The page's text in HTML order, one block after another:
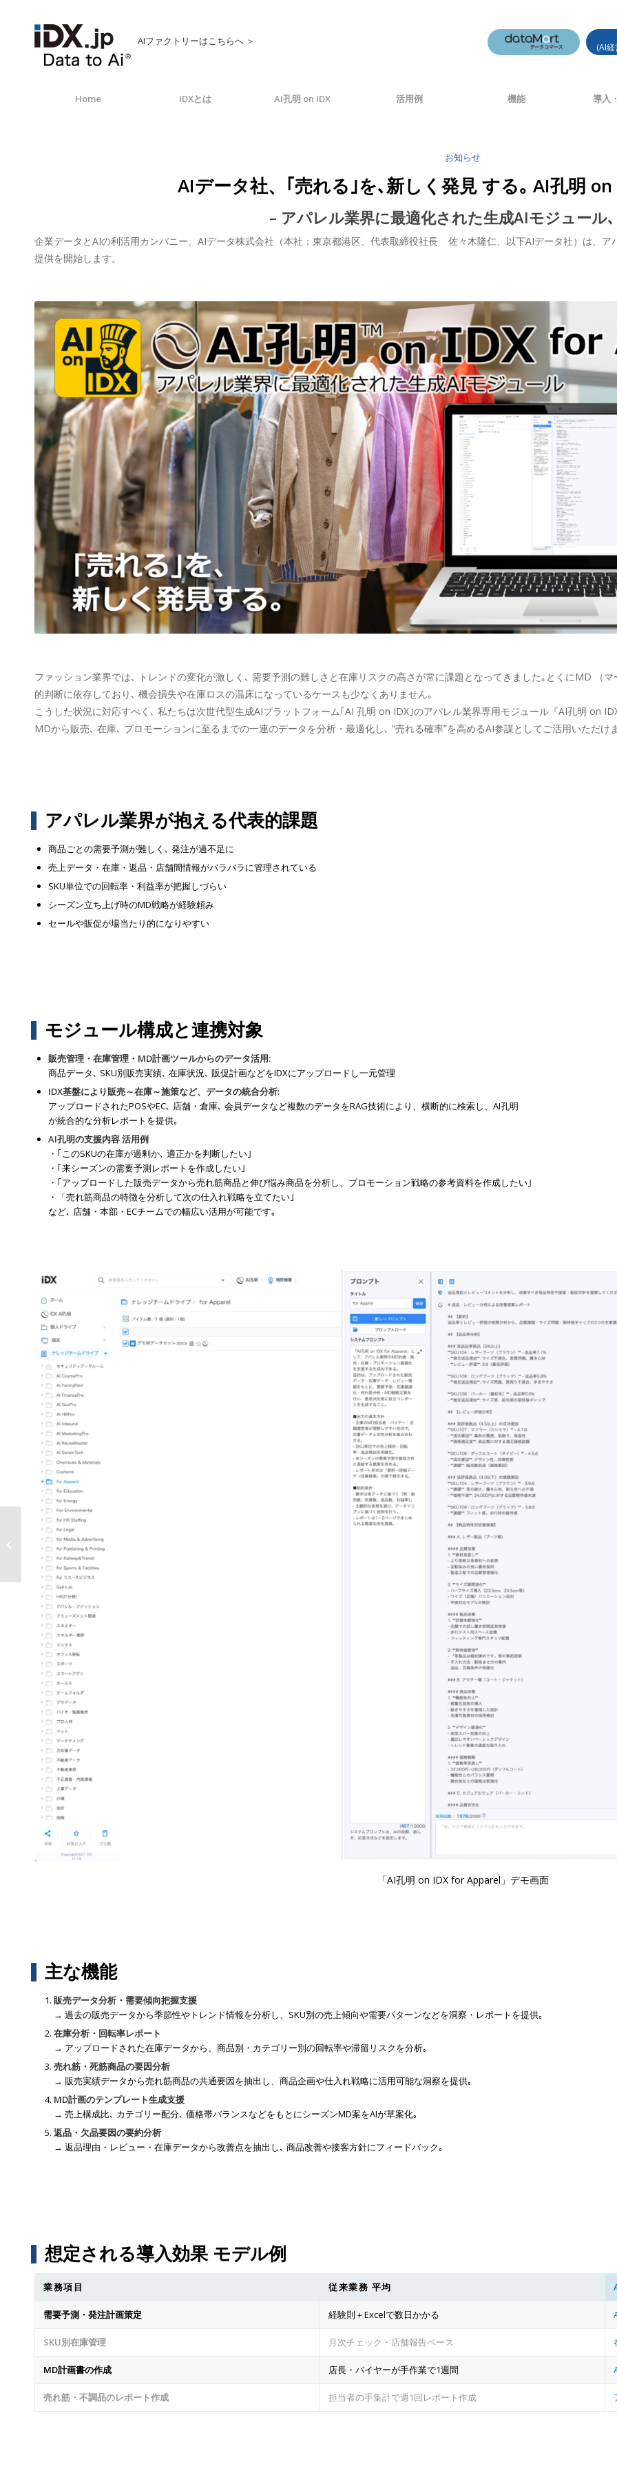
AIファクトリーはこちらへ ＞ (AI
Home IDXとは AI孔明 on IDX 活用例 機能 導入
お知らせ
AIデータ社、｢売れる｣を､新しく発見 する｡ AI孔明
– アパレル業界に最適化された生成AIモジュール
企業データとAIの利活用カンパニー、AIデータ株式会社（本社：東京都港区、代表取締役社長 佐々木隆仁、以下AIデータ社）は、
提供を開始します。
ファッション業界では､ トレンドの変化が激しく､ 需要予測の難しさと在庫リスクの高さが常に課題となってきました｡とくにMD （
的判断に依存しており､ 機会損失や在庫ロスの温床になっているケースも少なくありません｡
こうした状況に対応すべく､ 私たちは次世代型生成AIプラットフォーム｢AI 孔明 on IDX｣のアパレル業界専用モジュール『AI孔明 on
MDから販売､ 在庫､ プロモーションに至るまでの一連のデータを分析・最適化し､ “売れる確率”を高めるAI参謀としてご活用いただけ
アパレル業界が抱える代表的課題
商品ごとの需要予測が難しく､ 発注が過不足に
売上データ・在庫・返品・店舗間情報がバラバラに管理されている
SKU単位での回転率・利益率が把握しづらい
シーズン立ち上げ時のMD戦略が経験頼み
セールや販促が場当たり的になりやすい
モジュール構成と連携対象
販売管理・在庫管理・MD計画ツールからのデータ活用:
商品データ､ SKU別販売実績､ 在庫状況､ 販促計画などをIDXにアップロードし一元管理
IDX基盤により販売～在庫～施策など、データの統合分析:
アップロードされたPOSやEC､ 店舗・倉庫､ 会員データなど複数のデータをRAG技術により、横断的に検索し、AI孔明
が統合的な分析レポートを提供｡
AI孔明の支援内容 活用例
・｢このSKUの在庫が過剰か､ 適正かを判断したい｣
・｢来シーズンの需要予測レポートを作成したい｣
・｢アップロードした販売データから売れ筋商品と伸び悩み商品を分析し、プロモーション戦略の参考資料を作成したい｣
・「売れ筋商品の特徴を分析して次の仕入れ戦略を立てたい｣
など､ 店舗・本部・ECチームでの幅広い活用が可能です｡
「AI孔明 on IDX for Apparel」デモ画面
主な機能
販売データ分析・需要傾向把握支援
→ 過去の販売データから季節性やトレンド情報を分析し、SKU別の売上傾向や需要パターンなどを洞察・レポートを提供｡
在庫分析・回転率レポート
→ アップロードされた在庫データから、商品別・カテゴリー別の回転率や滞留リスクを分析｡
売れ筋・死筋商品の要因分析
→ 販売実績データから売れ筋商品の共通要因を抽出し、商品企画や仕入れ戦略に活用可能な洞察を提供｡
MD計画のテンプレート生成支援
→ 売上構成比､ カテゴリー配分､ 価格帯バランスなどをもとにシーズンMD案をAIが草案化｡
返品・欠品要因の要約分析
→ 返品理由・レビュー・在庫データから改善点を抽出し､ 商品改善や接客方針にフィードバック｡
想定される導入効果 モデル例
業務項目 従来業務 平均
需要予測・発注計画策定 経験則＋Excelで数日かかる
SKU別在庫管理 月次チェック・店舗報告ベース
MD計画書の作成 店長・バイヤーが手作業で1週間
売れ筋・不調品のレポート作成 担当者の手集計で週1回レポート作成
AIデータ社、全産業を変革する“AIフ
ァクトリー”を始�...